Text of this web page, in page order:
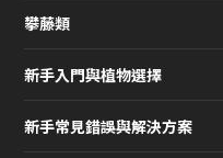
攀藤類
新手入門與植物選擇
新手常見錯誤與解決方案